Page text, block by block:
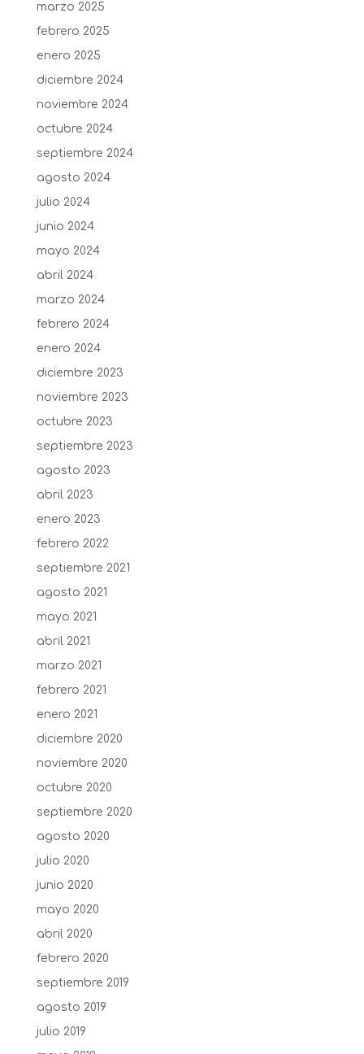
marzo 2025
febrero 2025
enero 2025
diciembre 2024
noviembre 2024
octubre 2024
septiembre 2024
agosto 2024
julio 2024
junio 2024
mayo 2024
abril 2024
marzo 2024
febrero 2024
enero 2024
diciembre 2023
noviembre 2023
octubre 2023
septiembre 2023
agosto 2023
abril 2023
enero 2023
febrero 2022
septiembre 2021
agosto 2021
mayo 2021
abril 2021
marzo 2021
febrero 2021
enero 2021
diciembre 2020
noviembre 2020
octubre 2020
septiembre 2020
agosto 2020
julio 2020
junio 2020
mayo 2020
abril 2020
febrero 2020
septiembre 2019
agosto 2019
julio 2019